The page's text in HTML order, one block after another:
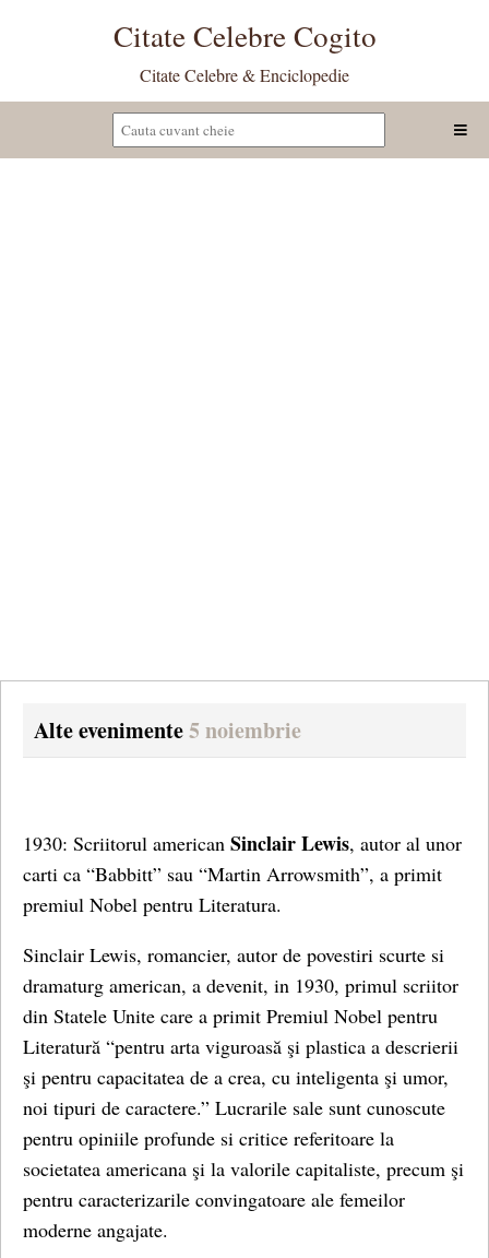
Citate Celebre Cogito
Citate Celebre & Enciclopedie
Alte evenimente5 noiembrie
1930: Scriitorul american Sinclair Lewis, autor al unor
carti ca “Babbitt” sau “Martin Arrowsmith”, a primit
premiul Nobel pentru Literatura.
Sinclair Lewis, romancier, autor de povestiri scurte si
dramaturg american, a devenit, in 1930, primul scriitor
din Statele Unite care a primit Premiul Nobel pentru
Literatură “pentru arta viguroasă şi plastica a descrierii
şi pentru capacitatea de a crea, cu inteligenta şi umor,
noi tipuri de caractere.” Lucrarile sale sunt cunoscute
pentru opiniile profunde si critice referitoare la
societatea americana şi la valorile capitaliste, precum şi
pentru caracterizarile convingatoare ale femeilor
moderne angajate.